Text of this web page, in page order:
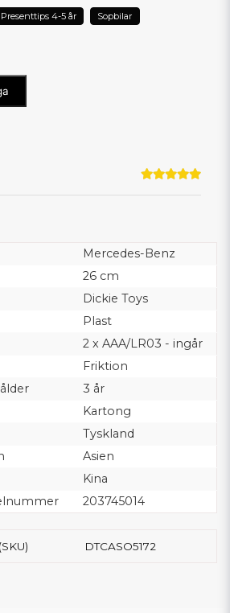
Presenttips 4-5 år Sopbilar
Mercedes-Benz
26 cm
Dickie Toys
Plast
2 x AAA/LR03 - ingår
Friktion
3 år
Kartong
Tyskland
Asien
Kina
203745014
DTCASO5172